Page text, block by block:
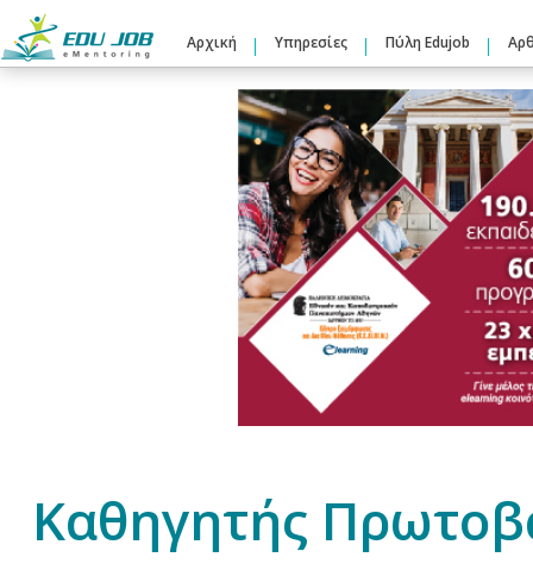
Αρχική Υπηρεσίες Πύλη Edujob
Καθηγητής